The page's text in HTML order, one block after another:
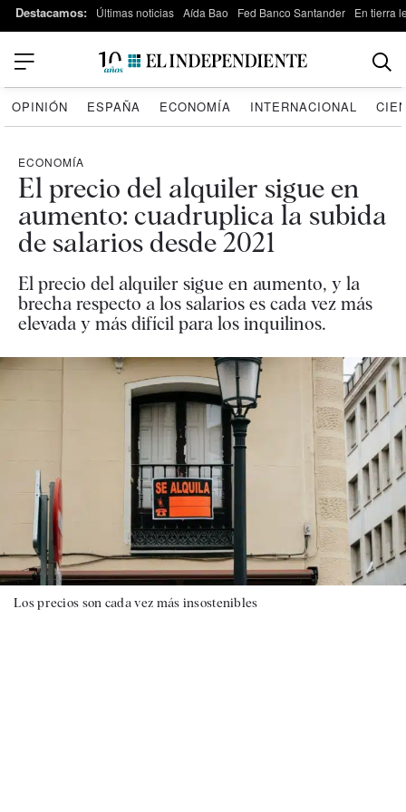
Destacamos: Últimas noticias Aída Bao Fed Banco Santander En tierra
OPINIÓN ESPAÑA ECONOMÍA INTERNACIONAL
ECONOMÍA
El precio del alquiler sigue en
aumento: cuadruplica la subida
de salarios desde 2021
El precio del alquiler sigue en aumento, y la
brecha respecto a los salarios es cada vez más
elevada y más difícil para los inquilinos.
Los precios son cada vez más insostenibles